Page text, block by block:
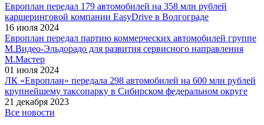
Европлан передал 179 автомобилей на 358 млн рублей
каршеринговой компании EasyDrive в Волгограде
16 июля 2024
Европлан передал партию коммерческих автомобилей группе
М.Видео-Эльдорадо для развития сервисного направления
М.Мастер
01 июля 2024
ЛК «Европлан» передала 298 автомобилей на 600 млн рублей
крупнейшему таксопарку в Сибирском федеральном округе
21 декабря 2023
Все новости